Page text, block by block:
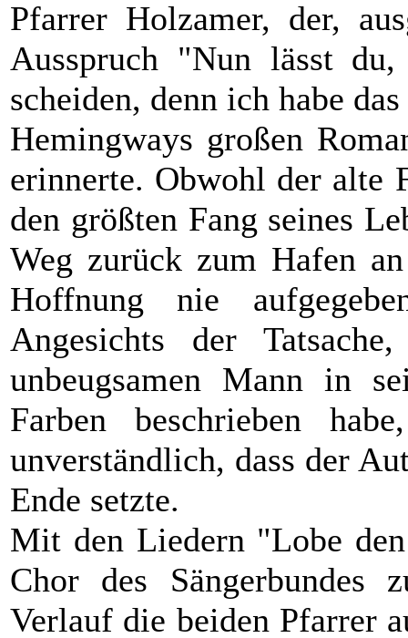
Pfarrer Holzamer, der,
Ausspruch "Nun lässt
scheiden, denn ich habe
Hemingways großen
erinnerte. Obwohl der alte
den größten Fang seines
Weg zurück zum Hafen
Hoffnung nie
Angesichts der
unbeugsamen Mann in
Farben beschrieben
unverständlich, dass der
Ende setzte.
Mit den Liedern "Lobe
Chor des
Verlauf die beiden Pfarrer